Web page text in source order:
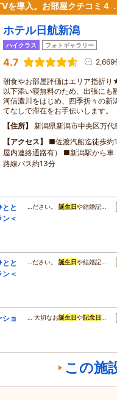
を導入。お部屋クチコミ４
ホテル日航新潟
ハイクラス フォトギャラリー
4.7 2,669
朝食やお部屋評価はエリア指折
以下添い寝無料のため、出張に
河信濃川をはじめ、四季折々の新
てなしで滞在をお手伝いします。
住所
新潟県新潟市中央区万代
アクセス
■佐渡汽船迄徒歩約
屋内連絡通路有） ■新潟駅から車
路線バス約13分
とと
＜
…ださい。誕生日や結婚記…
とと
＜
…ださい。誕生日や結婚記…
ョ
… 大切なお誕生日や記念日 …
この施